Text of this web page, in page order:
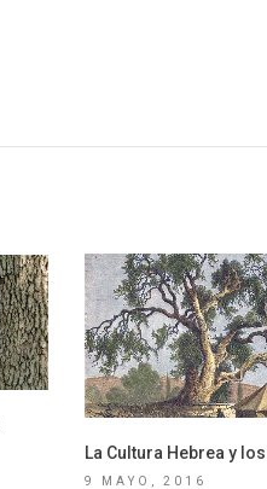
La Cultura Hebrea y
9 MAYO, 2016